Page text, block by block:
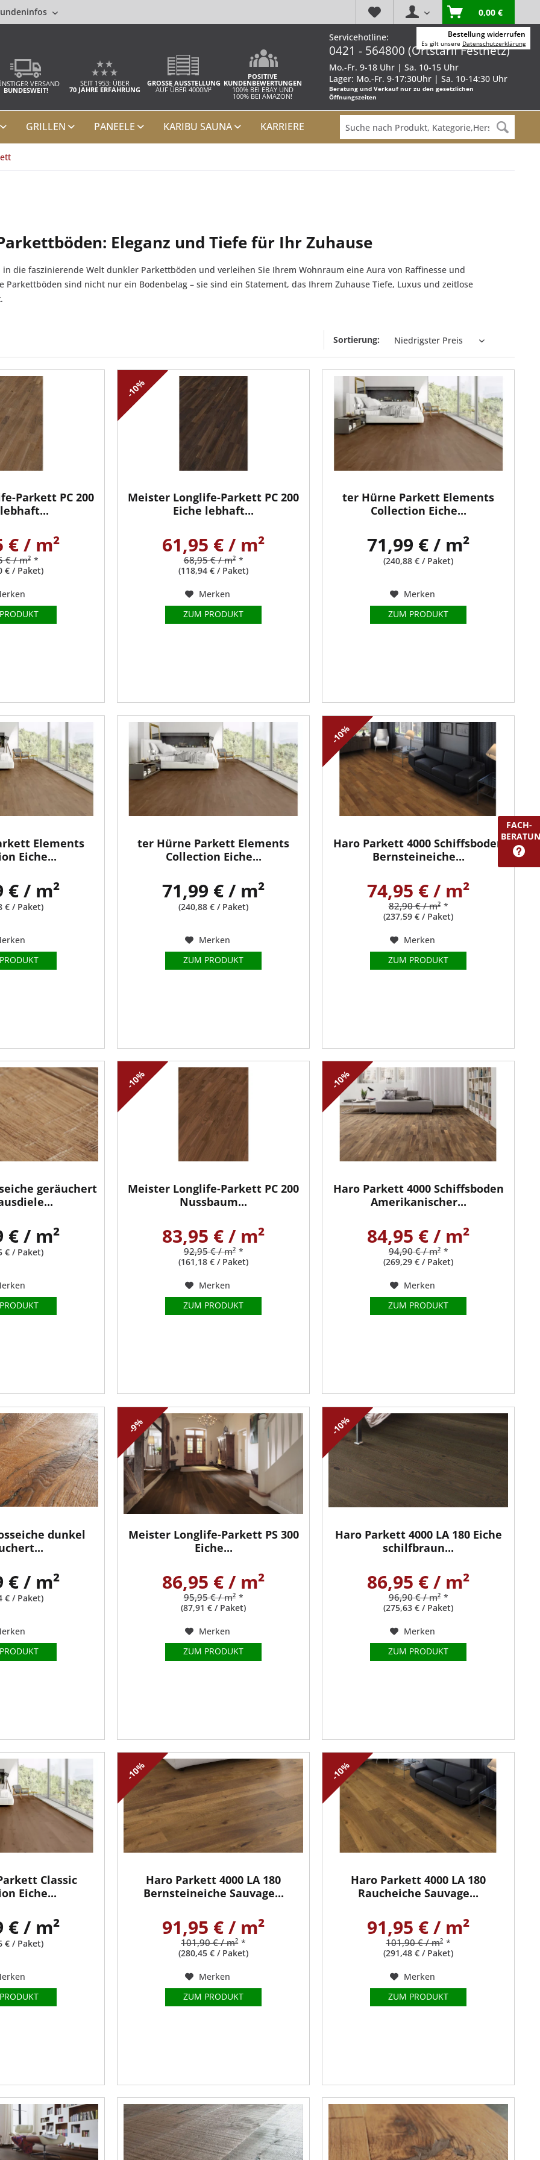
0,00 €
VERSAND
BUNDESWEIT!
SEIT 1953: ÜBER
70 JAHRE ERFAHRUNG
GROSSE AUSSTELLUNG
AUF ÜBER 4000M²
POSITIVE
KUNDENBEWERTUNGEN
100% BEI EBAY UND
100% BEI AMAZON!
Servicehotline:
0421 - 564800 (Ortstarif Festnetz)
Mo.-Fr. 9-18 Uhr | Sa. 10-15 Uhr
Lager: Mo.-Fr. 9-17:30Uhr | Sa. 10-14:30 Uhr
Beratung und Verkauf nur zu den gesetzlichen
Öffnungszeiten
GRILLEN PANEELE KARIBU SAUNA KARRIERE
Eleganz und Tiefe für Ihr Zuhause
in die faszinierende Welt dunkler Parkettböden und verleihen Sie Ihrem Wohnraum eine Aura von Raffinesse und
Parkettböden sind nicht nur ein Bodenbelag – sie sind ein Statement, das Ihrem Zuhause Tiefe, Luxus und zeitlose
Sortierung:
Parkett PC 200
€ / m²
€ / m² *
€ / Paket)
-10%
Meister Longlife-Parkett PC 200
Eiche lebhaft...
61,95 € / m²
68,95 € / m² *
(118,94 € / Paket)
Merken
ZUM PRODUKT
ter Hürne Parkett Elements
Collection Eiche...
71,99 € / m²
(240,88 € / Paket)
Merken
ZUM PRODUKT
Elements
Eiche...
€ / m²
€ / Paket)
ter Hürne Parkett Elements
Collection Eiche...
71,99 € / m²
(240,88 € / Paket)
Merken
ZUM PRODUKT
-10%
Haro Parkett 4000 Schiffsboden
Bernsteineiche...
74,95 € / m²
82,90 € / m² *
(237,59 € / Paket)
Merken
ZUM PRODUKT
geräuchert
€ / m²
€ / Paket)
-10%
Meister Longlife-Parkett PC 200
Nussbaum...
83,95 € / m²
92,95 € / m² *
(161,18 € / Paket)
Merken
ZUM PRODUKT
-10%
Haro Parkett 4000 Schiffsboden
Amerikanischer...
84,95 € / m²
94,90 € / m² *
(269,29 € / Paket)
Merken
ZUM PRODUKT
dunkel
€ / m²
€ / Paket)
-9%
Meister Longlife-Parkett PS 300
Eiche...
86,95 € / m²
95,95 € / m² *
(87,91 € / Paket)
Merken
ZUM PRODUKT
-10%
Haro Parkett 4000 LA 180 Eiche
schilfbraun...
86,95 € / m²
96,90 € / m² *
(275,63 € / Paket)
Merken
ZUM PRODUKT
Classic
Eiche...
€ / m²
€ / Paket)
-10%
Haro Parkett 4000 LA 180
Bernsteineiche Sauvage...
91,95 € / m²
101,90 € / m² *
(280,45 € / Paket)
Merken
ZUM PRODUKT
-10%
Haro Parkett 4000 LA 180
Raucheiche Sauvage...
91,95 € / m²
101,90 € / m² *
(291,48 € / Paket)
Merken
ZUM PRODUKT
FACH-
Bestellung widerrufen
Es gilt unsere Datenschutzerklärung